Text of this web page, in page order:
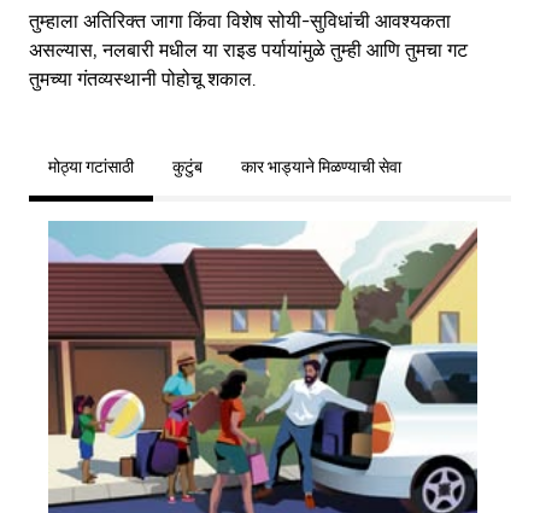
तुम्हाला अतिरिक्त जागा किंवा विशेष सोयी-सुविधांची आवश्यकता
असल्यास, नलबारी मधील या राइड पर्यायांमुळे तुम्ही आणि तुमचा गट
तुमच्या गंतव्यस्थानी पोहोचू शकाल.
मोठ्या गटांसाठी कुटुंब कार भाड्याने मिळण्याची सेवा